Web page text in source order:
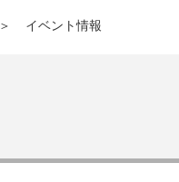
＞ イベント情報